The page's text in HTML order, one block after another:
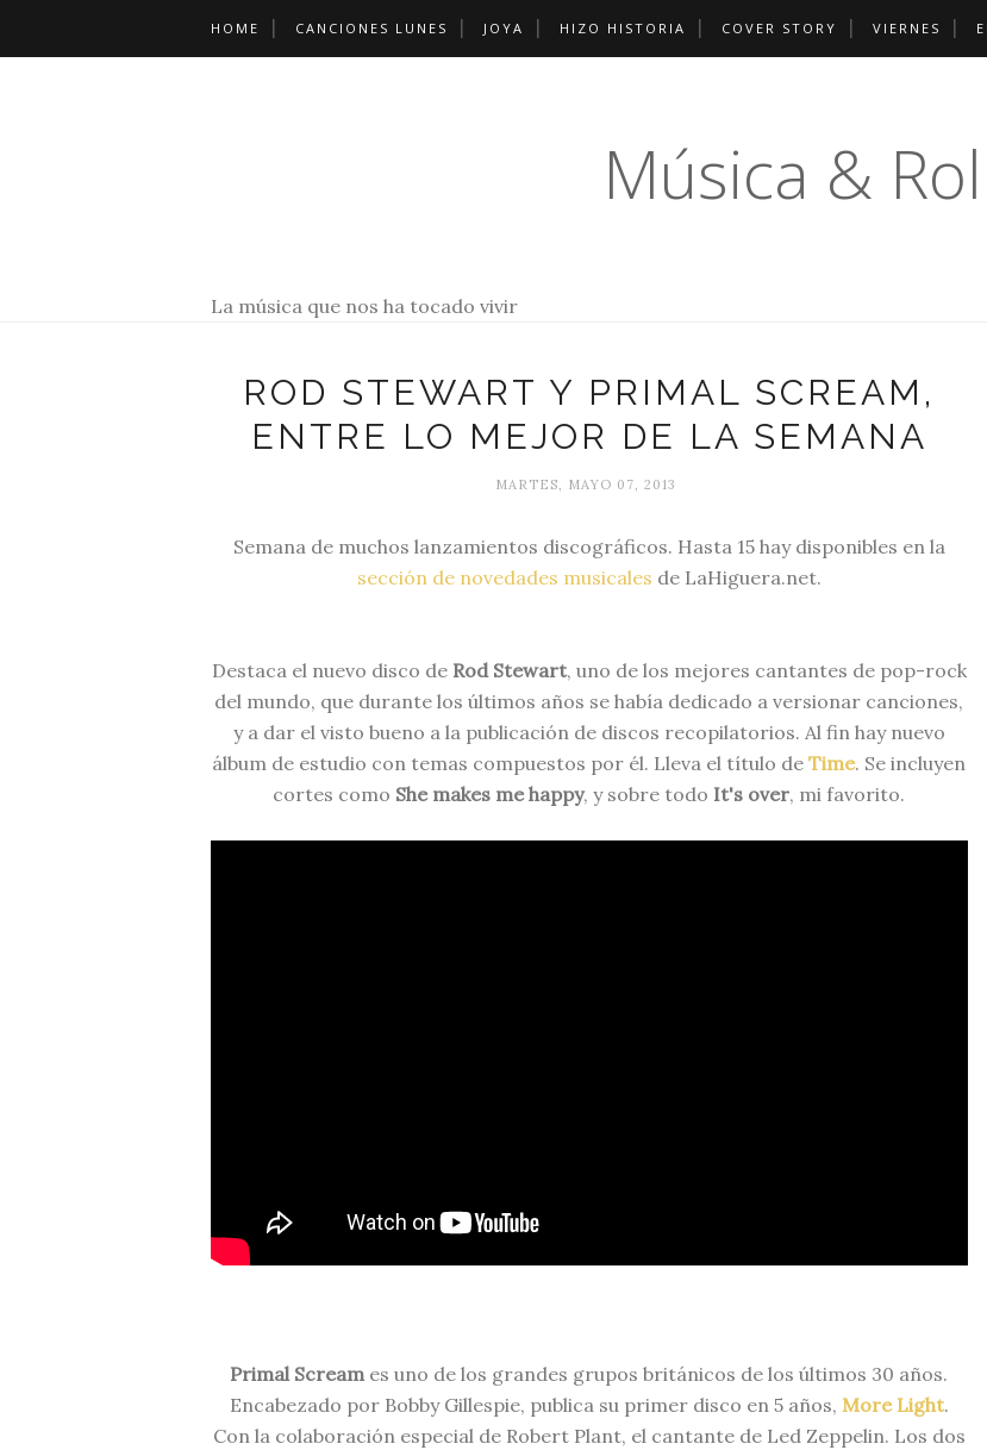
HOME CANCIONES LUNES JOYA HIZO HISTORIA COVER STORY VIERNES
Música &
La música que nos ha tocado vivir
ROD STEWART Y PRIMAL SCREAM,
ENTRE LO MEJOR DE LA SEMANA
MARTES, MAYO 07, 2013
Semana de muchos lanzamientos discográficos. Hasta 15 hay disponibles en la
sección de novedades musicales de LaHiguera.net.
Destaca el nuevo disco de Rod Stewart, uno de los mejores cantantes de pop-rock
del mundo, que durante los últimos años se había dedicado a versionar canciones,
y a dar el visto bueno a la publicación de discos recopilatorios. Al fin hay nuevo
álbum de estudio con temas compuestos por él. Lleva el título de Time. Se incluyen
cortes como She makes me happy, y sobre todo It's over, mi favorito.
Primal Screames uno de los grandes grupos británicos de los últimos 30 años.
Encabezado por Bobby Gillespie, publica su primer disco en 5 años, More Light.
Con la colaboración especial de Robert Plant, el cantante de Led Zeppelin. Los dos